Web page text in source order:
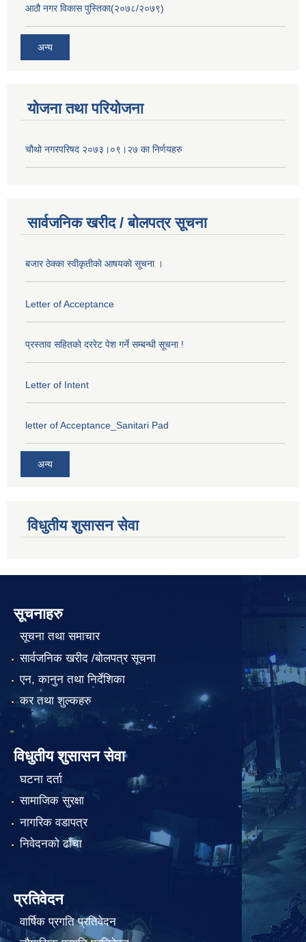
आठौ नगर विकास पुस्तिका(२०७८/२०७९)
अन्य
योजना तथा परियोजना
चौथो नगरपरिषद २०७३।०९।२७ का निर्णयहरु
सार्वजनिक खरीद / बोलपत्र सूचना
बजार ठेक्का स्वीकृतीकाे आषयकाे सूचना ।
Letter of Acceptance
प्रस्ताव सहितकाे दररेट पेश गर्ने सम्बन्धी सूचना !
Letter of Intent
letter of Acceptance_Sanitari Pad
अन्य
विधुतीय शुसासन सेवा
सूचनाहरु
सूचना तथा समाचार
सार्वजनिक खरीद /बोलपत्र सूचना
एन, कानुन तथा निर्देशिका
कर तथा शुल्कहरु
विधुतीय शुसासन सेवा
घटना दर्ता
सामाजिक सुरक्षा
नागरिक वडापत्र
निवेदनको ढाँचा
प्रतिवेदन
वार्षिक प्रगति प्रतिवेदन